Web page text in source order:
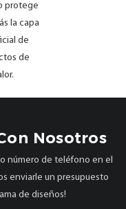
protege
la capa
de
de
Nosotros
número de teléfono en el
enviarle un presupuesto
de diseños!